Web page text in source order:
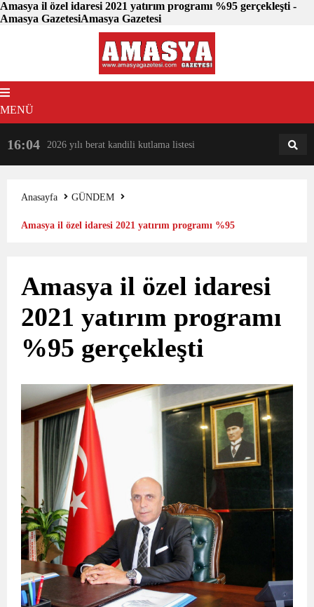
Amasya il özel idaresi 2021 yatırım programı %95 gerçekleşti -
Amasya GazetesiAmasya Gazetesi
MENÜ
16:04 2026 yılı berat kandili kutlama listesi 18:31
Anasayfa
GÜNDEM
Amasya il özel idaresi 2021 yatırım programı %95
Amasya il özel idaresi
2021 yatırım programı
%95 gerçekleşti